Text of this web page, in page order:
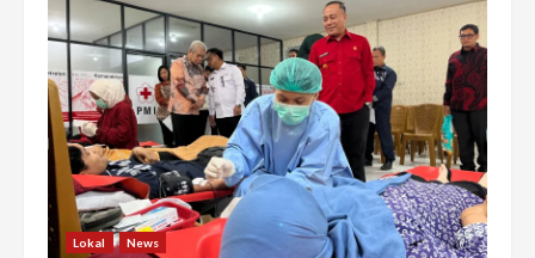
Lokal News